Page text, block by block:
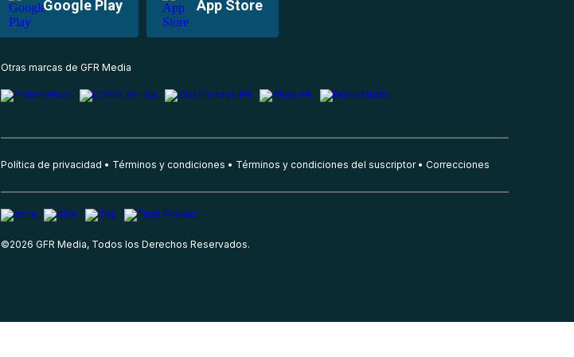
Google Play App Store
Otras marcas de GFR Media
Política de privacidad Términos y condiciones Términos y condiciones del suscriptor Correcciones
©2026 GFR Media, Todos los Derechos Reservados.